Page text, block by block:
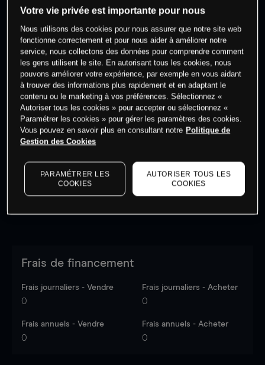
cet actif
Commencez à trader
Les prix sont indicatifs.Connectez-vous pour voir les
dernières données du marché.
Frais de financement
Frais journaliers - Vendre
0
Frais journaliers - Acheter
0
Frais annuels - Vendre
0
Frais annuels - Acheter
0
Votre vie privée est importante pour nous
Nous utilisons des cookies pour nous assurer que notre site web
fonctionne correctement et pour nous aider à améliorer notre
service, nous collectons des données pour comprendre comment
les gens utilisent le site. En autorisant tous les cookies, nous
pouvons améliorer votre expérience, par exemple en vous aidant
à trouver des informations plus rapidement et en adaptant le
contenu ou le marketing à vos préférences. Sélectionnez «
Autoriser tous les cookies » pour accepter ou sélectionnez «
Paramétrer les cookies » pour gérer les paramètres des cookies.
Vous pouvez en savoir plus en consultant notre Politique de
Gestion des Cookies
PARAMÉTRER LES
COOKIES
AUTORISER TOUS LES
COOKIES